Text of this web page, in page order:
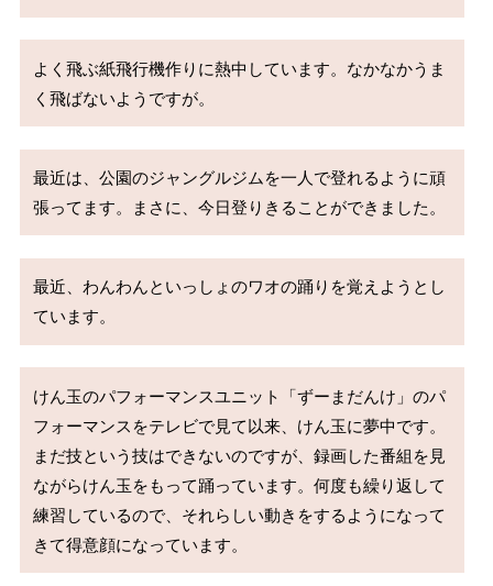
よく飛ぶ紙飛行機作りに熱中しています。なかなかうま
く飛ばないようですが。
最近は、公園のジャングルジムを一人で登れるように頑
張ってます。まさに、今日登りきることができました。
最近、わんわんといっしょのワオの踊りを覚えようとし
ています。
けん玉のパフォーマンスユニット「ずーまだんけ」のパ
フォーマンスをテレビで見て以来、けん玉に夢中です。
まだ技という技はできないのですが、録画した番組を見
ながらけん玉をもって踊っています。何度も繰り返して
練習しているので、それらしい動きをするようになって
きて得意顔になっています。